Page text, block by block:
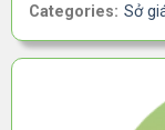
Categories: Sở